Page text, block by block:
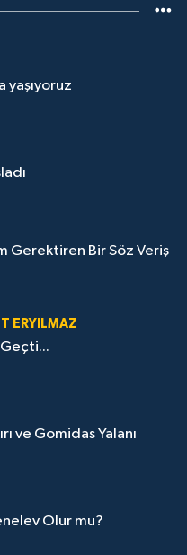
yaşıyoruz
Gerektiren Bir Söz Veriş
ERYILMAZ
ve Gomidas Yalanı
Olur mu?